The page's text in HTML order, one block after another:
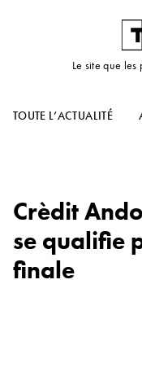
Le site que
TOUTE L’ACTUALITÉ
Crèdit
se qualifie
finale